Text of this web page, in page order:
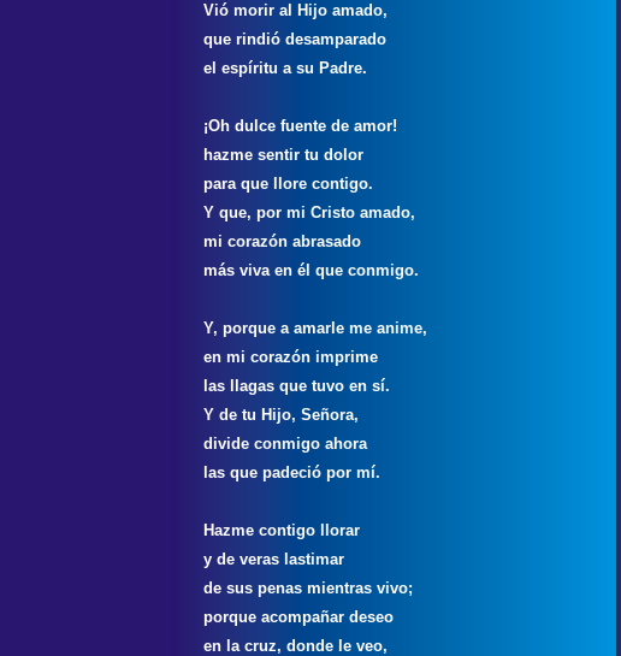
Vió morir al Hijo amado,
que rindió desamparado
el espíritu a su Padre.
¡Oh dulce fuente de amor!
hazme sentir tu dolor
para que llore contigo.
Y que, por mi Cristo amado,
mi corazón abrasado
más viva en él que conmigo.
Y, porque a amarle me anime,
en mi corazón imprime
las llagas que tuvo en sí.
Y de tu Hijo, Señora,
divide conmigo ahora
las que padeció por mí.
Hazme contigo llorar
y de veras lastimar
de sus penas mientras vivo;
porque acompañar deseo
en la cruz, donde le veo,